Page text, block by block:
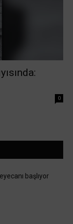
0
başlıyor